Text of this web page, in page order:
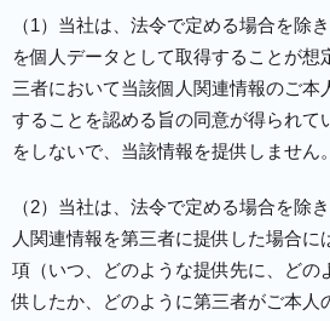
（1）当社は、法令で定める場合を除
を個人データとして取得することが想
三者において当該個人関連情報のご本
することを認める旨の同意が得られて
をしないで、当該情報を提供しません。
（2）当社は、法令で定める場合を除
人関連情報を第三者に提供した場合に
項（いつ、どのような提供先に、どの
供したか、どのように第三者がご本人